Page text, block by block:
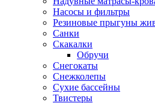
Насосы и фильтры
Резиновые прыгуны
Санки
Скакалки
Обручи
Снегокаты
Снежколепы
Сухие бассейны
Твистеры